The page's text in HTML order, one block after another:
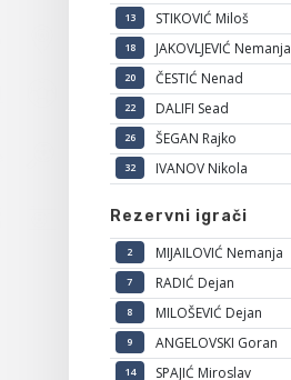
13 STIKOVIĆ Miloš
18 JAKOVLJEVIĆ Nemanja
20 ČESTIĆ Nenad
22 DALIFI Sead
26 ŠEGAN Rajko
32 IVANOV Nikola
Rezervni igrači
2 MIJAILOVIĆ Nemanja
7 RADIĆ Dejan
8 MILOŠEVIĆ Dejan
9 ANGELOVSKI Goran
14 SPAJIĆ Miroslav